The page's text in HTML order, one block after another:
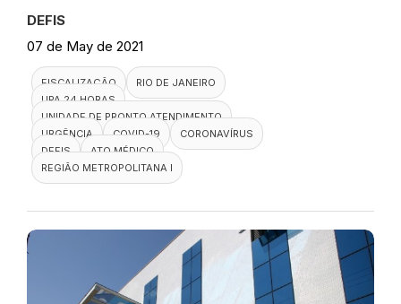
DEFIS
07 de May de 2021
FISCALIZAÇÃO
RIO DE JANEIRO
UPA 24 HORAS
UNIDADE DE PRONTO ATENDIMENTO
URGÊNCIA
COVID-19
CORONAVÍRUS
DEFIS
ATO MÉDICO
REGIÃO METROPOLITANA I